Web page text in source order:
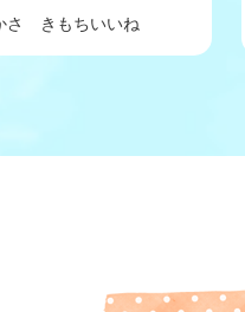
さ きもちいいね